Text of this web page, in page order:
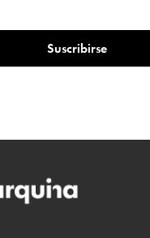
Suscribirse